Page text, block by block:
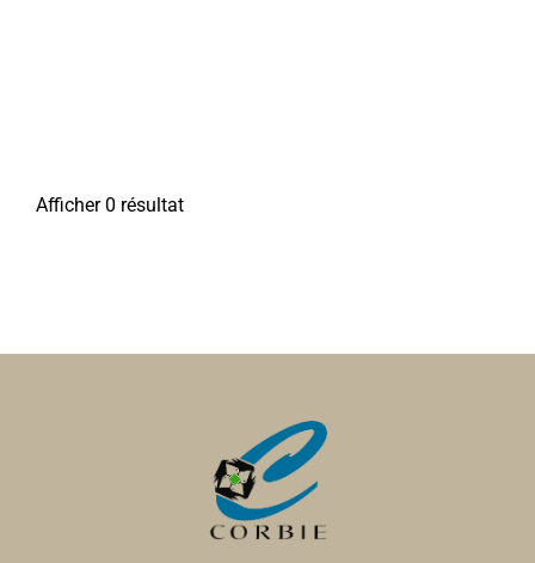
Afficher 0 résultat